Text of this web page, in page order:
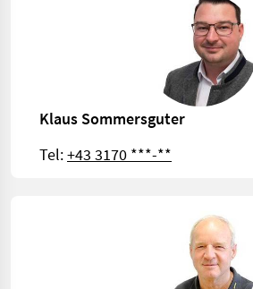
Klaus Sommersguter
Tel:+43 3170 ***-**